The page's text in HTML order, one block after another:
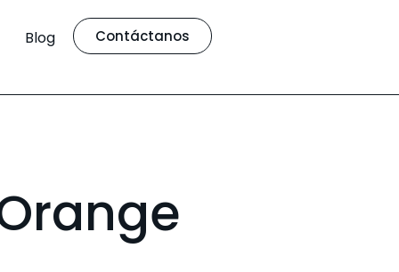
Blog Contáctanos